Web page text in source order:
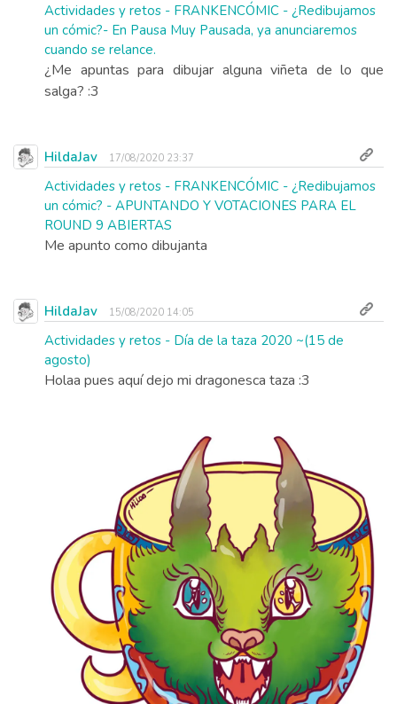
Actividades y retos - FRANKENCÓMIC - ¿Redibujamos
un cómic?- En Pausa Muy Pausada, ya anunciaremos
cuando se relance.
¿Me apuntas para dibujar alguna viñeta de lo que
salga? :3
HildaJav 17/08/2020 23:37
Actividades y retos - FRANKENCÓMIC - ¿Redibujamos
un cómic? - APUNTANDO Y VOTACIONES PARA EL
ROUND 9 ABIERTAS
Me apunto como dibujanta
HildaJav 15/08/2020 14:05
Actividades y retos - Día de la taza 2020 ~(15 de
agosto)
Holaa pues aquí dejo mi dragonesca taza :3